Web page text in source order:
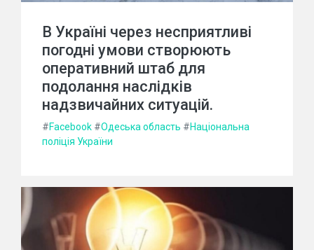
В Україні через несприятливі
погодні умови створюють
оперативний штаб для
подолання наслідків
надзвичайних ситуацій.
#Facebook #Одеська область #Національна
поліція України